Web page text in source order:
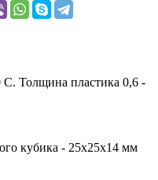
С. Толщина пластика 0,6 -
кубика - 25х25х14 мм